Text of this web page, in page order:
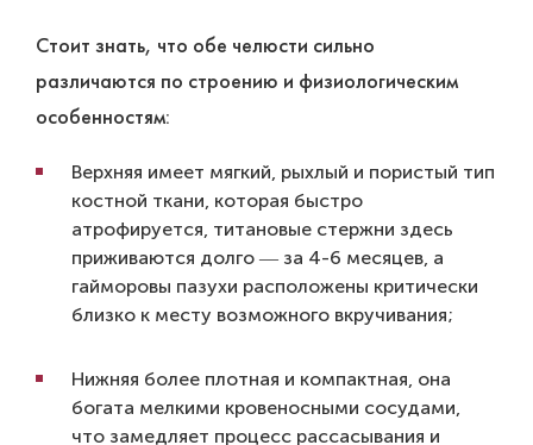
Стоит знать, что обе челюсти сильно
различаются по строению и физиологическим
особенностям:
Верхняя имеет мягкий, рыхлый и пористый тип
костной ткани, которая быстро
атрофируется, титановые стержни здесь
приживаются долго ― за 4-6 месяцев, а
гайморовы пазухи расположены критически
близко к месту возможного вкручивания;
Нижняя более плотная и компактная, она
богата мелкими кровеносными сосудами,
что замедляет процесс рассасывания и